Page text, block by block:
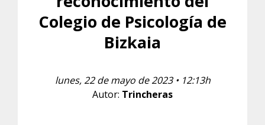
Colegio de Psicología de
Bizkaia
lunes, 22 de mayo de 2023 • 12:13h
Autor: Trincheras